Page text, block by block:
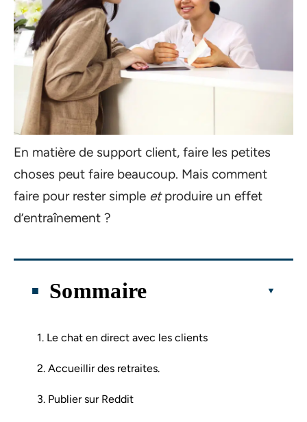
En matière de support client, faire les petites
choses peut faire beaucoup. Mais comment
faire pour rester simple etproduire un effet
d’entraînement ?
Sommaire
1. Le chat en direct avec les clients
2. Accueillir des retraites.
3. Publier sur Reddit